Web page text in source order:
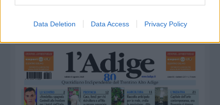
Data Deletion Data Access Privacy Policy